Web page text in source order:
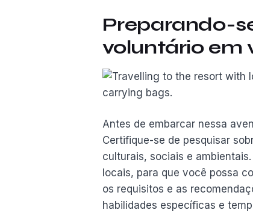
Preparando-
voluntário em
Antes de embarcar nessa
Certifique-se de pesquisar
culturais, sociais e
locais, para que você possa
os requisitos e as
habilidades específicas e